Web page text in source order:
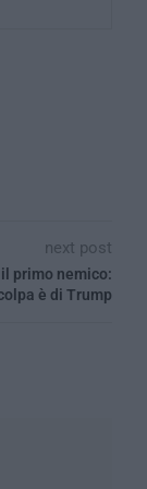
next post
primo nemico:
è di Trump